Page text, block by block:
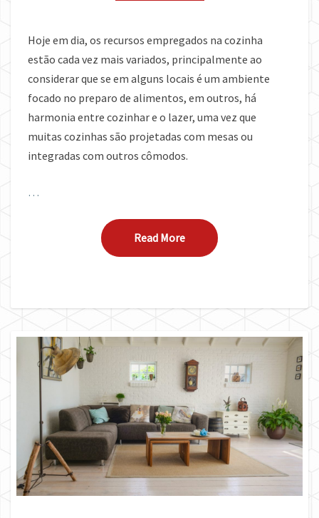
Hoje em dia, os recursos empregados na cozinha
estão cada vez mais variados, principalmente ao
considerar que se em alguns locais é um ambiente
focado no preparo de alimentos, em outros, há
harmonia entre cozinhar e o lazer, uma vez que
muitas cozinhas são projetadas com mesas ou
integradas com outros cômodos.
…
Read MoreRead More